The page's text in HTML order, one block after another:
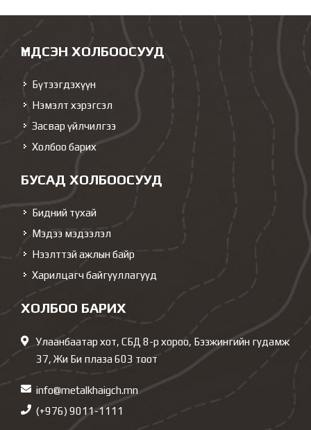
ҮНДСЭН ХОЛБООСУУД
Бүтээгдэхүүн
Нэмэлт хэрэгсэл
Засвар үйлчилгээ
Холбоо барих
БУСАД ХОЛБООСУУД
Бидний тухай
Мэдээ мэдээлэл
Нээлттэй ажлын байр
Харилцагч байгууллагууд
ХОЛБОО БАРИХ
Улаанбаатар хот, СБД 8-р хороо, Бээжингийн гудамж
37, Жи Би плаза 603 тоот
info@metalkhaigch.mn
(+976) 9011-1111